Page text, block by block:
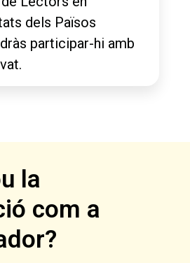
dels Països
participar-hi amb
la
com a